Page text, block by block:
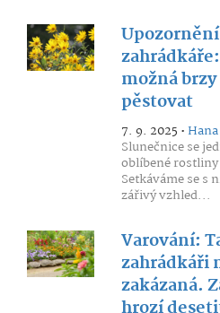
možná
pěstovat
7. 9. 2025 •
Slunečnice se
oblíbené rostliny
Setkáváme se s
zářivý vzhled...
Varování:
zahrádkáři
zakázaná.